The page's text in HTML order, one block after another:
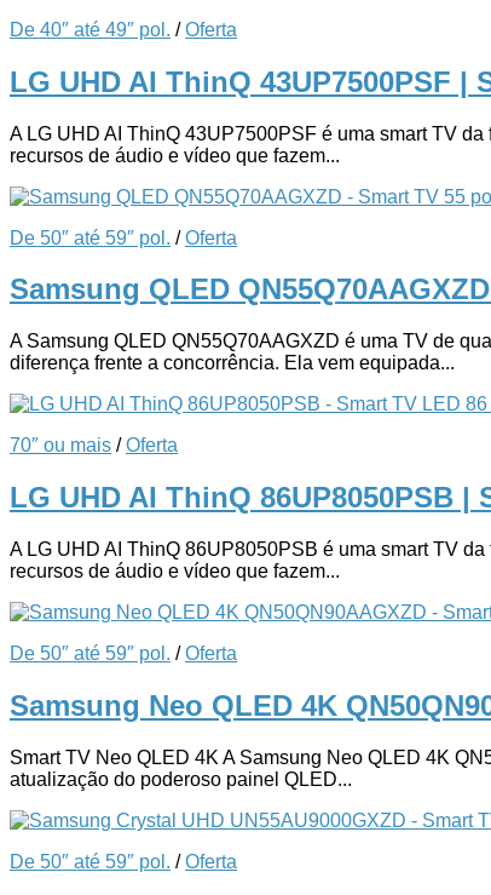
De 40″ até 49″ pol. /Oferta
LG UHD AI ThinQ 43UP7500PSF |
A LG UHD AI ThinQ 43UP7500PSF é uma smart TV
recursos de áudio e vídeo que fazem...
De 50″ até 59″ pol. /Oferta
Samsung QLED
A Samsung QLED QN55Q70AAGXZD é uma TV de
diferença frente a concorrência. Ela vem equipada...
70″ ou mais /Oferta
LG UHD AI ThinQ 86UP8050PSB |
A LG UHD AI ThinQ 86UP8050PSB é uma smart TV
recursos de áudio e vídeo que fazem...
De 50″ até 59″ pol. /Oferta
Samsung Neo QLED 4K
Smart TV Neo QLED 4K A Samsung Neo QLED 4K
atualização do poderoso painel QLED...
De 50″ até 59″ pol. /Oferta